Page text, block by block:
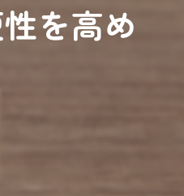
を高め